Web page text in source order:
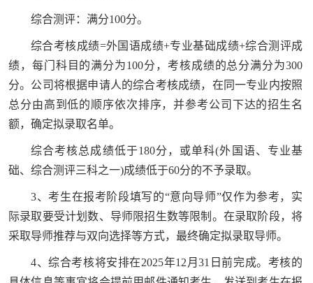
综合测评：满分100分。
综合考核成绩=外国语成绩+专业基础成绩+综合测评成
绩，每门科目的满分为100分，考核成绩的总分满分为300
分。公司将根据申请人的综合考核成绩，在同一专业内按照
总分由高到低的顺序依次排序，并参考公司下达的招生名
额，确定拟录取名单。
综合考核总成绩低于180分，或单科(外国语、专业基
础、综合测评三科之一)成绩低于60分的不予录取。
3、考生在报考阶段填写的“意向导师”仅作为参考，实
际录取要受计划数、导师限招生数等限制。在录取阶段，将
采取导师推荐与双向选择等方式，最终确定拟录取导师。
4、综合考核将安排在2025年12月31日前完成。考核的